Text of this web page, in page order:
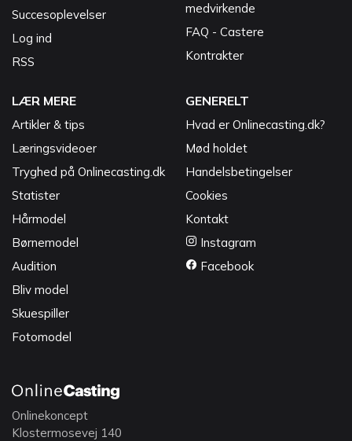
Succesoplevelser
Log ind
RSS
medvirkende
FAQ - Castere
Kontrakter
LÆR MERE
Artikler & tips
Læringsvideoer
Tryghed på Onlinecasting.dk
Statister
Hårmodel
Børnemodel
Audition
Bliv model
Skuespiller
Fotomodel
GENERELT
Hvad er Onlinecasting.dk?
Mød holdet
Handelsbetingelser
Cookies
Kontakt
Instagram
Facebook
Onlinekoncept
Klostermosevej 140